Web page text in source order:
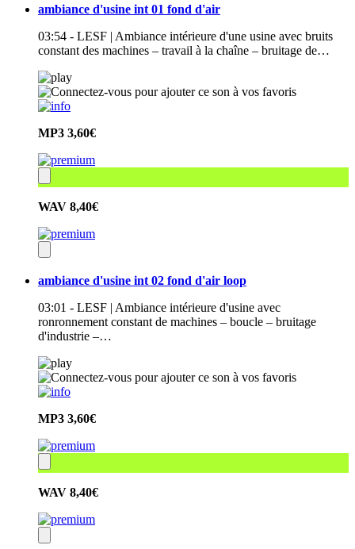
ambiance d'usine int 01 fond d'air
03:54 - LESF | Ambiance intérieure d'une usine avec bruits
constant des machines – travail à la chaîne – bruitage de…
MP3 3,60€
WAV 8,40€
ambiance d'usine int 02 fond d'air loop
03:01 - LESF | Ambiance intérieure d'usine avec
ronronnement constant de machines – boucle – bruitage
d'industrie –…
MP3 3,60€
WAV 8,40€